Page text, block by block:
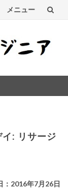
メニュー
イ: リサージ
：2016年7月26日